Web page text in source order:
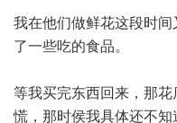
我在他们做鲜花这段时
了一些吃的食品。
等我买完东西回来，那
慌，那时侯我具体还不